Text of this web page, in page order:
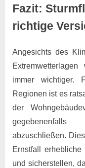
Fazit:
richtige
Angesichts des
immer wichtiger.
Regionen ist es
der
gegebenenfalls
abzuschließen.
Ernstfall
und sicherstellen,